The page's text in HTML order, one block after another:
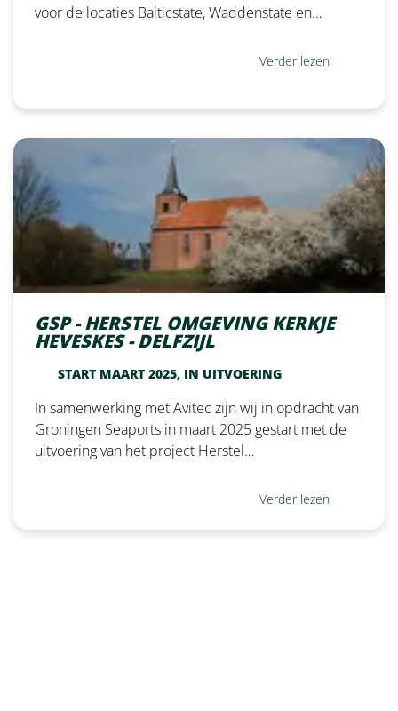
voor de locaties Balticstate, Waddenstate en…
Verder lezen
GSP - HERSTEL OMGEVING KERKJE
HEVESKES - DELFZIJL
START MAART 2025, IN UITVOERING
In samenwerking met Avitec zijn wij in opdracht van
Groningen Seaports in maart 2025 gestart met de
uitvoering van het project Herstel…
Verder lezen